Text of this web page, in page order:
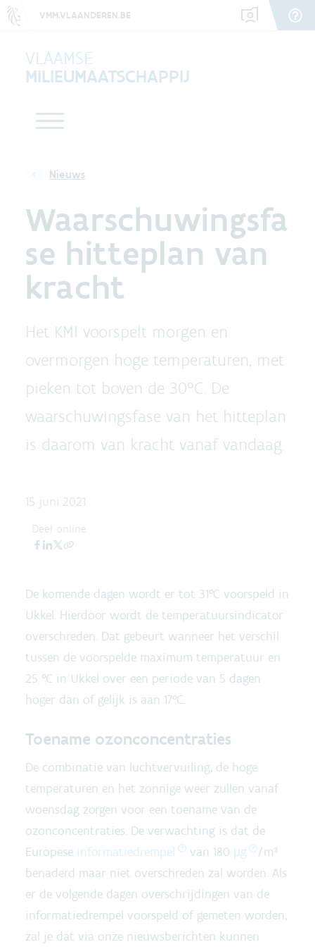
VMM.VLAANDEREN.BE
VLAAMSE
MILIEUMAATSCHAPPIJ
Nieuws
Waarschuwingsfa
se hitteplan van
kracht
Het KMI voorspelt morgen en
overmorgen hoge temperaturen, met
pieken tot boven de 30°C. De
waarschuwingsfase van het hitteplan
is daarom van kracht vanaf vandaag.
15 juni 2021
Deel online
De komende dagen wordt er tot 31°C voorspeld in
Ukkel. Hierdoor wordt de temperatuursindicator
overschreden. Dat gebeurt wanneer het verschil
tussen de voorspelde maximum temperatuur en
25 °C in Ukkel over een periode van 5 dagen
hoger dan of gelijk is aan 17°C.
Toename ozonconcentraties
De combinatie van luchtvervuiling, de hoge
temperaturen en het zonnige weer zullen vanaf
woensdag zorgen voor een toename van de
ozonconcentraties. De verwachting is dat de
Europese informatiedrempel van 180 µg
/m³
benaderd maar niet overschreden zal worden. Als
er de volgende dagen overschrijdingen van de
informatiedrempel voorspeld of gemeten worden,
zal je dat via onze nieuwsberichten kunnen